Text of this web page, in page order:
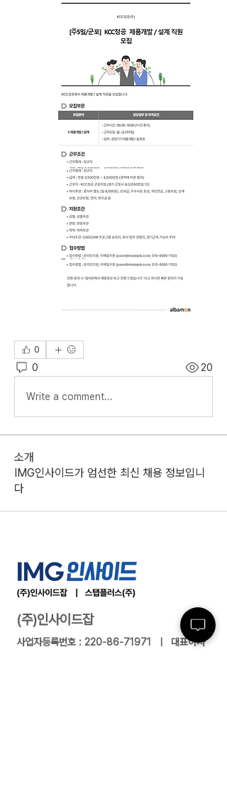
0
0 20
Write a comment...
소개
IMG인사이드가 엄선한 최신 채용 정보입니
다
(주)인사이드잡
사업자등록번호 : 220-86-71971
ㅣ 대표이사